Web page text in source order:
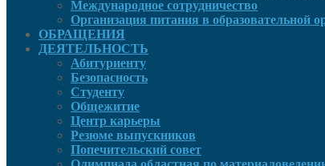
Международное сотрудничество
Организация питания в образовательной
ОБРАЩЕНИЯ
ДЕЯТЕЛЬНОСТЬ
Абитуриенту
Безопасность
Студенту
Общежитие
Центр карьеры
Резюме выпускников
Попечительский совет